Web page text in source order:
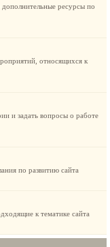
ресурсы по
относящихся к
и задать вопросы о работе
по развитию сайта
к тематике сайта